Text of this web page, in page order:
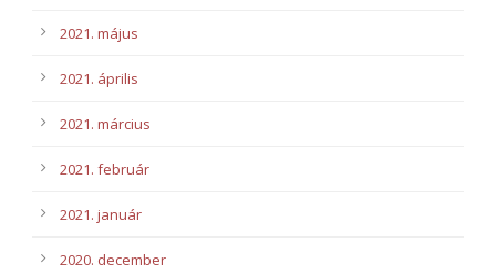
2021. május
2021. április
2021. március
2021. február
2021. január
2020. december